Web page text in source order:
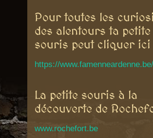
Pour toutes les
des alentours ta petite
souris peut cliquer ici
https://
La petite souris à la
découverte de
www.rochefort.be